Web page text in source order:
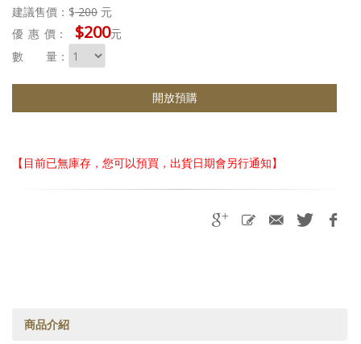
建議售價：$200 元
優惠 價： $200元
數 量：
開放預購
【目前已無庫存，您可以預買，出貨日期會另行通知】
商品介紹